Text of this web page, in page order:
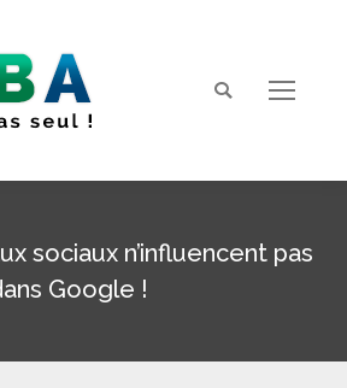
Search:
sociaux n’influencent pas
Google !